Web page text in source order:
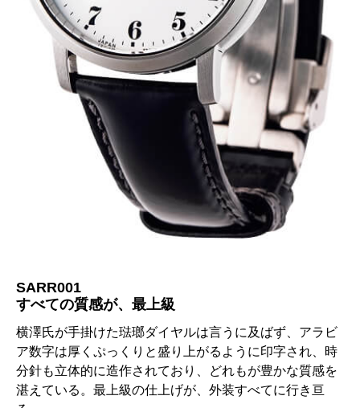
SARR001
すべての質感が、最上級
横澤氏が手掛けた琺瑯ダイヤルは言うに及ばず、アラビ
ア数字は厚くぷっくりと盛り上がるように印字され、時
分針も立体的に造作されており、どれもが豊かな質感を
湛えている。最上級の仕上げが、外装すべてに行き亘